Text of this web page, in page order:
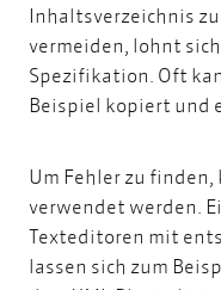
Inhaltsverzeichnis
vermeiden, lohnt
Spezifikation. Oft
Beispiel kopiert und
Um Fehler zu finden,
verwendet werden.
Texteditoren mit
lassen sich zum